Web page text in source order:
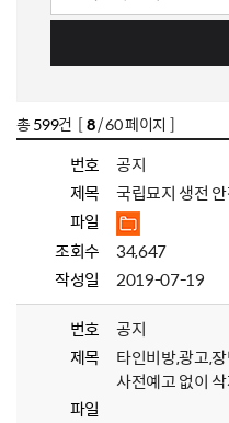
총 599건 [8/ 60 페이지 ]
번호
공지
제목
국립묘지 생전
파일
조회수
34,647
작성일
2019-07-19
번호
공지
제목
타인비방,광고,
사전예고 없이
파일